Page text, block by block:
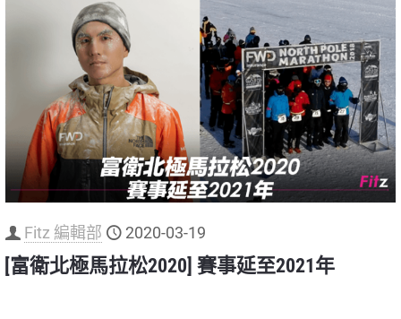
Fitz 編輯部 2020-03-19
[富衛北極馬拉松2020] 賽事延至2021年